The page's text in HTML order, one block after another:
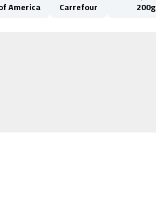
200g
Carrefour
America